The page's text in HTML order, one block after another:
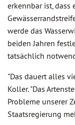
erkennbar ist, dass
werde das
beiden Jahren
tatsächlich
"Das dauert alles
Koller. "Das
Probleme unserer
Staatsregierung